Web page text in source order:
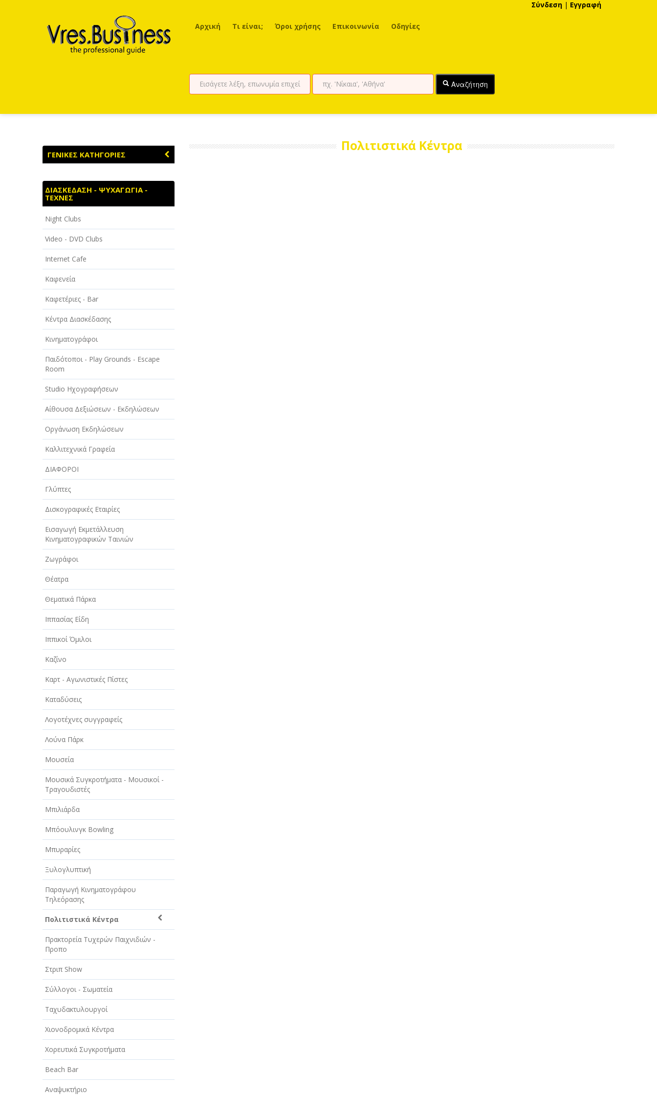
Αρχική Τι είναι; Όροι χρήσης Επικοινωνία Οδηγίες
Σύνδεση | Εγγραφή
Αναζήτηση
ΓΕΝΙΚΕΣ ΚΑΤΗΓΟΡΙΕΣ
ΑΓΡΟΤΙΚΑ - ΚΤΗΝΟΤΡΟΦΙΚΑ
ΑΘΛΗΤΙΣΜΟΣ
ΑΥΤΟΚΙΝΗΤΑ - ΜΗΧΑΝΕΣ - ΣΚΑΦΗ
ΔΙΑΣΚΕΔΑΣΗ - ΨΥΧΑΓΩΓΙΑ - ΤΕΧΝΕΣ
ΔΙΑΦΗΜΙΣΗ - ΜΜΕ
ΕΚΚΛΗΣΙΕΣ - ΦΙΛΑΝΘΡΩΠΙΚΑ
ΣΩΜΑΤΕΙΑ
ΕΚΠΑΙΔΕΥΣΗ - ΣΧΟΛΕΣ
ΕΜΠΟΡΙΟ - ΕΜΠΟΡΙΚΑ ΚΑΤΑΣΤΗΜΑΤΑ
ΕΡΓΟΣΤΑΣΙΑ - ΒΙΟΜΗΧΑΝΙΕΣ
ΞΕΝΟΔΟΧΕΙΑ - ΤΟΥΡΙΣΜΟΣ
ΟΜΟΡΦΙΑ
ΠΑΡΟΧΗ ΥΠΗΡΕΣΙΩΝ
ΤΕΧΝΙΚΑ - ΚΑΤΑΣΚΕΥΑΣΤΙΚΑ
ΤΕΧΝΟΛΟΓΙΑ
ΥΓΕΙΑ - ΙΑΤΡΟΙ
ΦΑΓΗΤΟ
ΔΙΑΣΚΕΔΑΣΗ - ΨΥΧΑΓΩΓΙΑ -
ΤΕΧΝΕΣ
Night Clubs
Video - DVD Clubs
Internet Cafe
Καφενεία
Καφετέριες - Bar
Κέντρα Διασκέδασης
Κινηματογράφοι
Παιδότοποι - Play Grounds - Escape
Room
Studio Ηχογραφήσεων
Αίθουσα Δεξιώσεων - Εκδηλώσεων
Οργάνωση Εκδηλώσεων
Καλλιτεχνικά Γραφεία
ΔΙΑΦΟΡΟΙ
Γλύπτες
Δισκογραφικές Εταιρίες
Εισαγωγή Εκμετάλλευση
Κινηματογραφικών Ταινιών
Ζωγράφοι
Θέατρα
Θεματικά Πάρκα
Ιππασίας Είδη
Ιππικοί Όμιλοι
Καζίνο
Καρτ - Αγωνιστικές Πίστες
Καταδύσεις
Λογοτέχνες συγγραφείς
Λούνα Πάρκ
Μουσεία
Μουσικά Συγκροτήματα - Μουσικοί -
Τραγουδιστές
Μπιλιάρδα
Μπόουλινγκ Bowling
Μπυραρίες
Ξυλογλυπτική
Παραγωγή Κινηματογράφου
Τηλεόρασης
Πολιτιστικά Κέντρα
Πρακτορεία Τυχερών Παιχνιδιών -
Προπο
Στριπ Show
Σύλλογοι - Σωματεία
Ταχυδακτυλουργοί
Χιονοδρομικά Κέντρα
Χορευτικά Συγκροτήματα
Beach Bar
Αναψυκτήριο
Πολιτιστικά Κέντρα